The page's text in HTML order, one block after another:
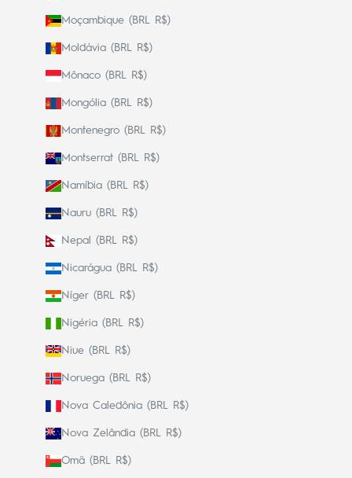
Moçambique (BRL R$)
Moldávia (BRL R$)
Mônaco (BRL R$)
Mongólia (BRL R$)
Montenegro (BRL R$)
Montserrat (BRL R$)
Namíbia (BRL R$)
Nauru (BRL R$)
Nepal (BRL R$)
Nicarágua (BRL R$)
Níger (BRL R$)
Nigéria (BRL R$)
Niue (BRL R$)
Noruega (BRL R$)
Nova Caledônia (BRL R$)
Nova Zelândia (BRL R$)
Omã (BRL R$)